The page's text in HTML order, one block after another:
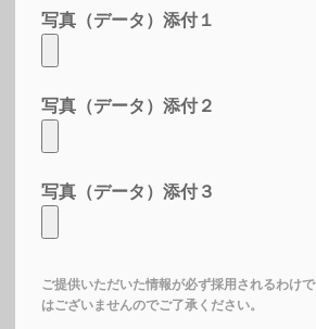
写真（データ）添付１
写真（データ）添付２
写真（データ）添付３
ご提供いただいた情報が必ず採用されるわけで
はございませんのでご了承ください。